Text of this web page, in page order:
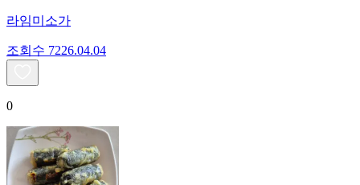
라임미소가
조회수 7226.04.04
0